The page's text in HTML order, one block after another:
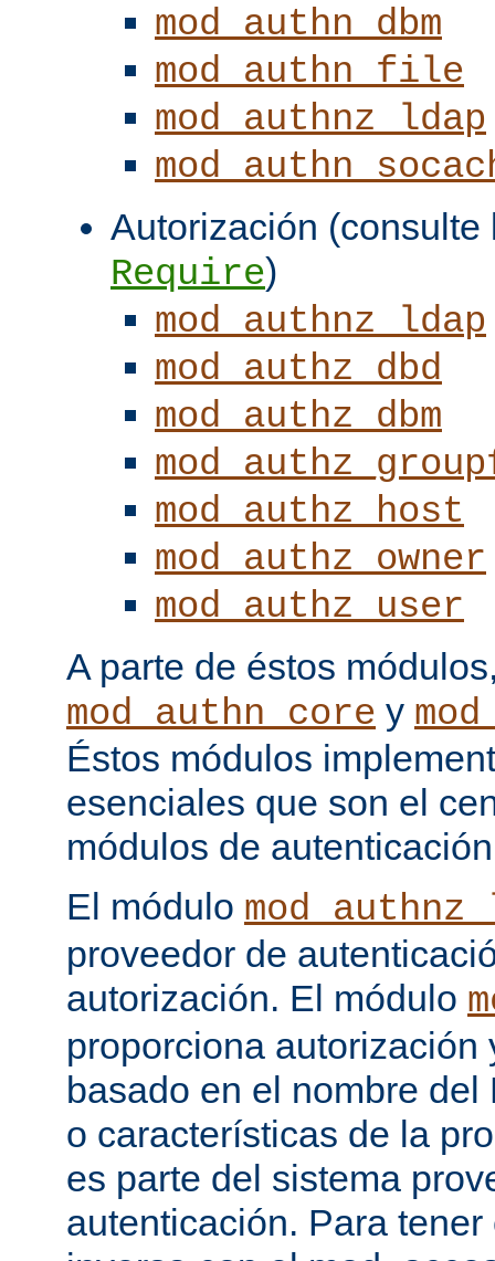
mod_authn_dbm
mod_authn_file
mod_authnz_ldap
Autorización (consulte
Require)
mod_authnz_ldap
mod_authz_dbd
mod_authz_dbm
mod_authz_host
mod_authz_owner
mod_authz_user
A parte de éstos
mod_authn_core y
Éstos módulos
esenciales que son el
módulos de
El módulo
proveedor de
autorización. El módulo
proporciona autorización
basado en el nombre
o características de la
es parte del sistema
autenticación. Para